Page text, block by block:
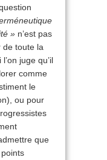
» n’est pas
toute la
juge qu’il
comme
le
ou pour
que
points